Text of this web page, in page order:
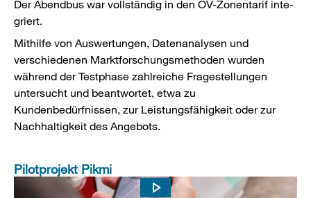
Der Abend­bus war vollständig in den ÖV-Zonentarif inte­
griert.
Mithilfe von Auswertungen, Datenanalysen und
verschiedenen Marktforschungsmethoden wurden
während der Testphase zahlreiche Fragestellungen
untersucht und beantwortet, etwa zu
Kundenbedürfnissen, zur Leistungsfähigkeit oder zur
Nachhaltigkeit des Angebots.
Pilotprojekt Pikmi
Das Video zeigt einen Rückblick und eine Bewertung des